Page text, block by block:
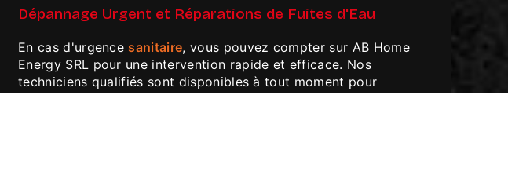
Dépannage Urgent et Réparations de Fuites d'Eau
En cas d'urgence sanitaire, vous pouvez compter sur AB Home
Energy SRL pour une intervention rapide et efficace. Nos
techniciens qualifiés sont disponibles à tout moment pour